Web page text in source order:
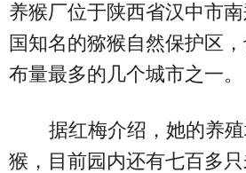
养猴厂位于陕西省汉中市
国知名的猕猴自然保护区
布量最多的几个城市之一。
据红梅介绍，她的养
猴，目前园内还有七百多